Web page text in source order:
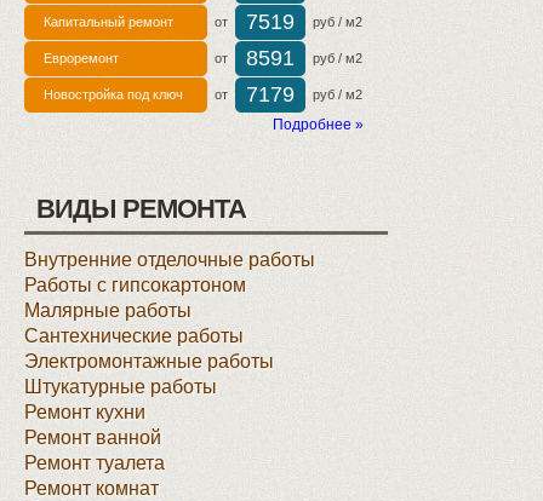
Капитальный ремонт от 7519 руб / м2
Евроремонт от 8591 руб / м2
Новостройка под ключ от 7179 руб / м2
Подробнее »
ВИДЫ РЕМОНТА
Внутренние отделочные работы
Работы с гипсокартоном
Малярные работы
Сантехнические работы
Электромонтажные работы
Штукатурные работы
Ремонт кухни
Ремонт ванной
Ремонт туалета
Ремонт комнат